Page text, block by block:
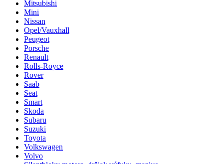
Mitsubishi
Mini
Nissan
Opel/Vauxhall
Peugeot
Porsche
Renault
Rolls-Royce
Rover
Saab
Seat
Smart
Skoda
Subaru
Suzuki
Toyota
Volkswagen
Volvo